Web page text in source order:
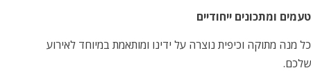
טעמים ומתכונים ייחודיים
כל מנה מתוקה וכיפית נוצרה על ידינו ומותאמת במיוחד לאירוע
שלכם.